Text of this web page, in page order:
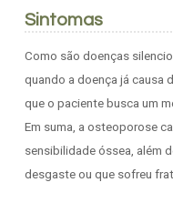
Sintomas
Como são doenças
quando a doença já causa
que o paciente busca um
Em suma, a osteoporose
sensibilidade óssea, além
desgaste ou que sofreu